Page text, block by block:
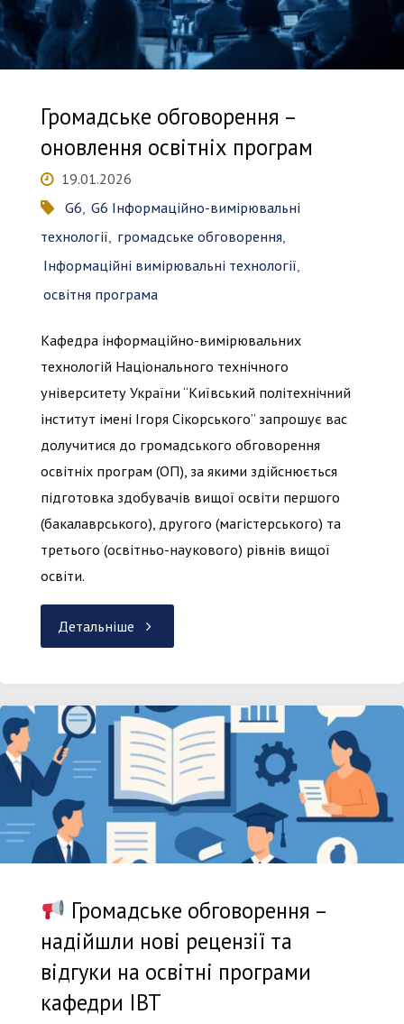
Громадське обговорення –
оновлення освітніх програм
19.01.2026
G6, G6 Інформаційно-вимірювальні
технології, громадське обговорення,
Інформаційні вимірювальні технології,
освітня програма
Кафедра інформаційно-вимірювальних
технологій Національного технічного
університету України “Київський політехнічний
інститут імені Ігоря Сікорського” запрошує вас
долучитися до громадського обговорення
освітніх програм (ОП), за якими здійснюється
підготовка здобувачів вищої освіти першого
(бакалаврського), другого (магістерського) та
третього (освітньо-наукового) рівнів вищої
освіти.
Детальніше "Громадське
–
оновлення
освітніх
програм"
Громадське обговорення –
надійшли нові рецензії та
відгуки на освітні програми
кафедри ІВТ